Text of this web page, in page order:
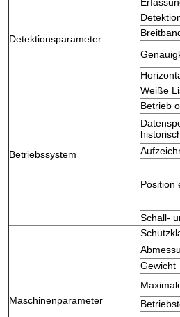
Detektionsparameter
Betriebssystem
Weiße
Betrieb
Position
Schall-
Maschinenparameter
Gewicht